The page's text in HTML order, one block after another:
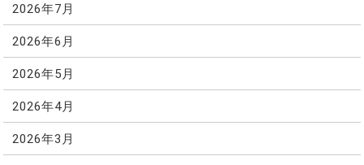
2026年7月
2026年6月
2026年5月
2026年4月
2026年3月